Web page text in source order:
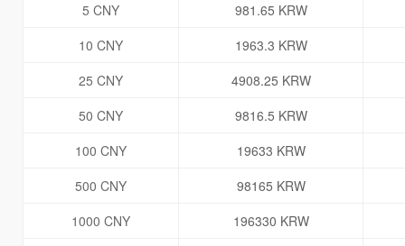
5 CNY
981.65 KRW
10 CNY
1963.3 KRW
25 CNY
4908.25 KRW
50 CNY
9816.5 KRW
100 CNY
19633 KRW
500 CNY
98165 KRW
1000 CNY
196330 KRW